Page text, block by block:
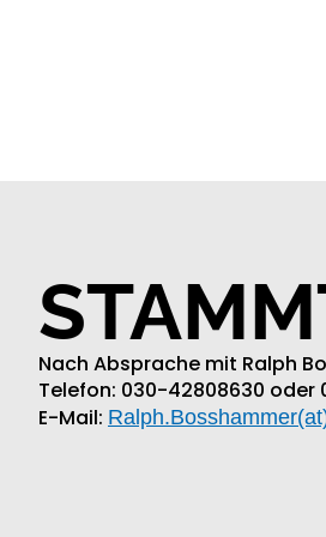
Nach Absprache mit Ralph
Telefon: 030-42808630 oder
E-Mail: